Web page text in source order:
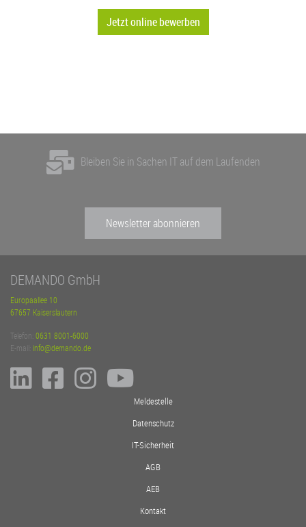
Jetzt online bewerben
Bleiben Sie in Sachen IT auf dem Laufenden
Newsletter abonnieren
DEMANDO GmbH
Europaallee 10
67657 Kaiserslautern
Telefon: 0631 8001-6000
E-mail: info@demando.de
Meldestelle
Datenschutz
IT-Sicherheit
AGB
AEB
Kontakt